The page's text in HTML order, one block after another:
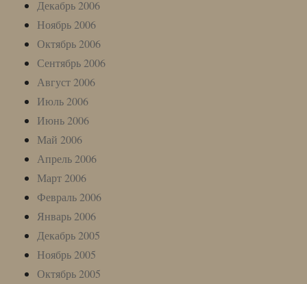
Декабрь 2006
Ноябрь 2006
Октябрь 2006
Сентябрь 2006
Август 2006
Июль 2006
Июнь 2006
Май 2006
Апрель 2006
Март 2006
Февраль 2006
Январь 2006
Декабрь 2005
Ноябрь 2005
Октябрь 2005